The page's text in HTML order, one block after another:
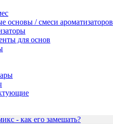
основы / смеси ароматизаторов
для основ
- как его замешать?